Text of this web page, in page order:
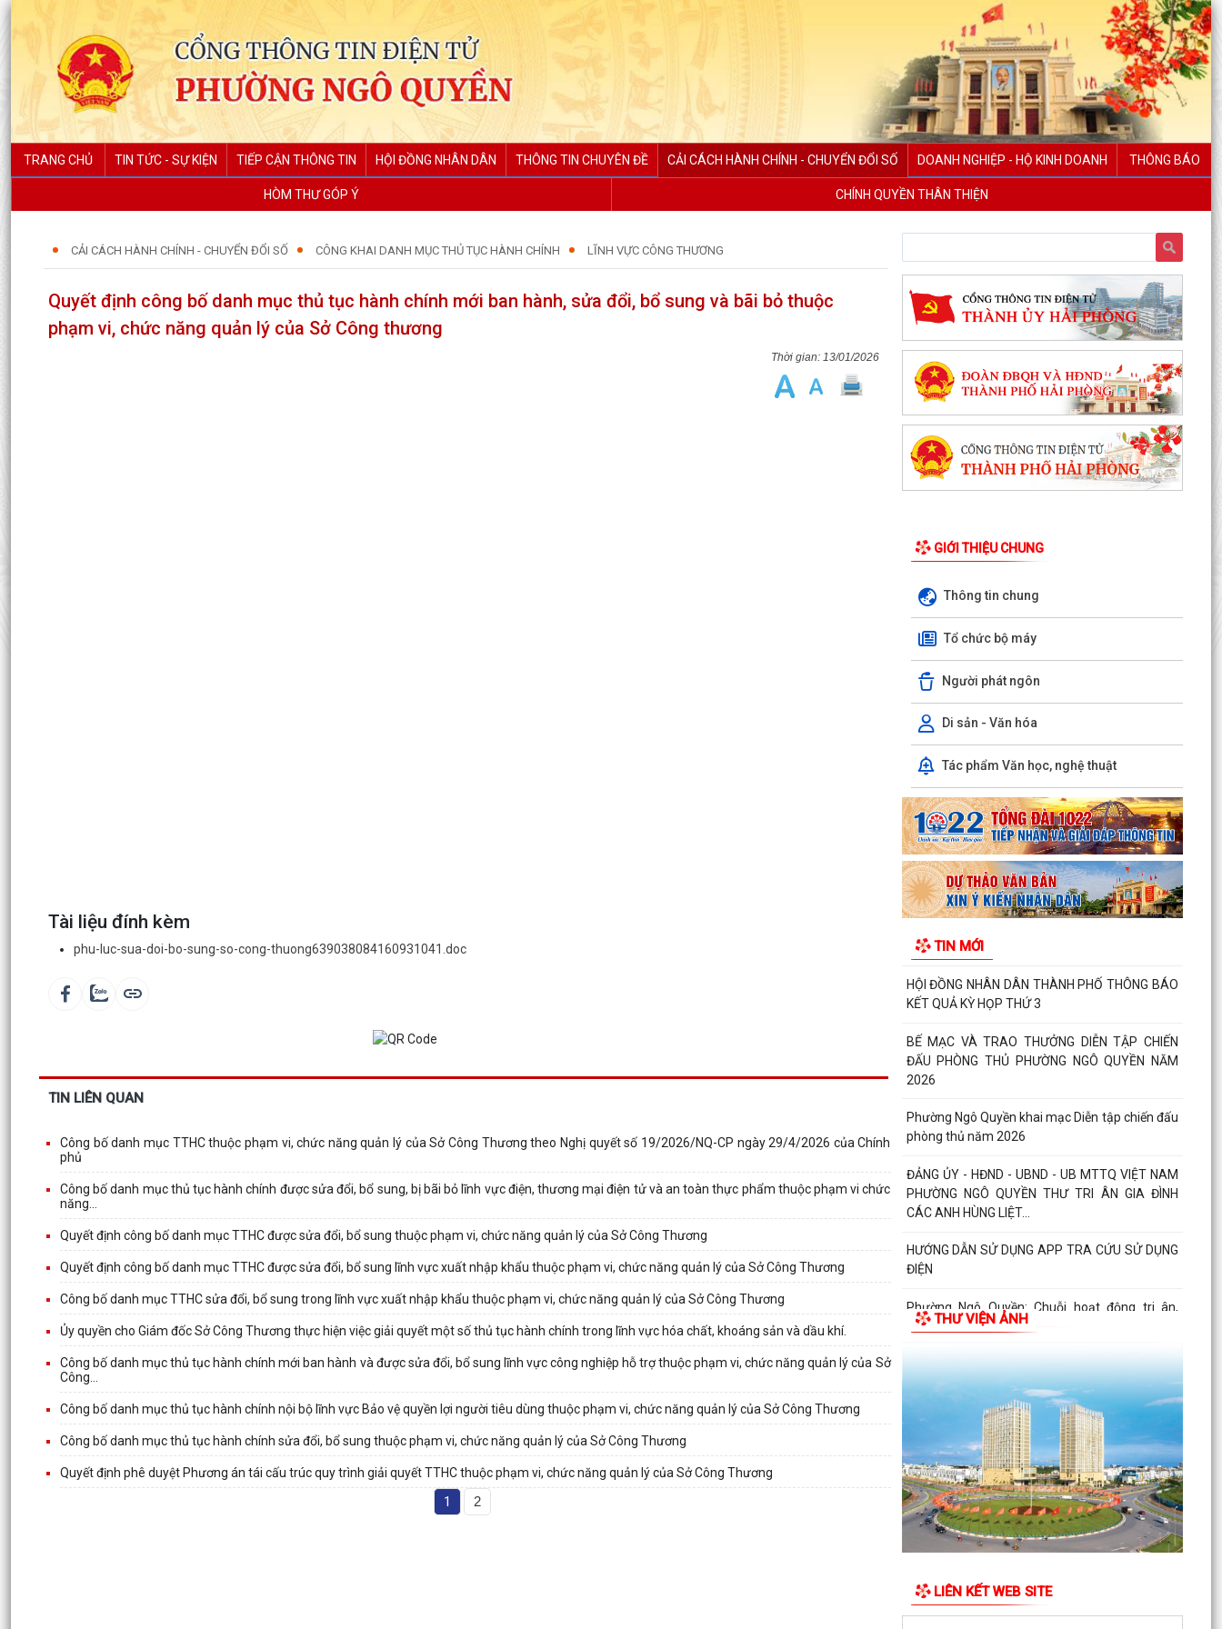
TRANG CHỦ TIN TỨC - SỰ KIỆN TIẾP CẬN THÔNG TIN HỘI ĐỒNG NHÂN DÂN THÔNG TIN CHUYÊN ĐỀ CẢI CÁCH HÀNH CHÍNH - CHUYỂN ĐỔI SỐ DOANH NGHIỆP - HỘ KINH DOANH THÔNG BÁO
HÒM THƯ GÓP Ý CHÍNH QUYỀN THÂN THIỆN
CẢI CÁCH HÀNH CHÍNH - CHUYỂN ĐỔI SỐ CÔNG KHAI DANH MỤC THỦ TỤC HÀNH CHÍNH LĨNH VỰC CÔNG THƯƠNG
Quyết định công bố danh mục thủ tục hành chính mới ban hành, sửa đổi, bổ sung và bãi bỏ thuộc
phạm vi, chức năng quản lý của Sở Công thương
13/01/2026
Tài liệu đính kèm
phu-luc-sua-doi-bo-sung-so-cong-thuong639038084160931041.doc
TIN LIÊN QUAN
Công bố danh mục TTHC thuộc phạm vi, chức năng quản lý của Sở Công Thương theo Nghị quyết số 19/2026/NQ-CP ngày 29/4/2026 của Chính
phủ
Công bố danh mục thủ tục hành chính được sửa đổi, bổ sung, bị bãi bỏ lĩnh vực điện, thương mại điện tử và an toàn thực phẩm thuộc phạm vi chức
năng...
Quyết định công bố danh mục TTHC được sửa đổi, bổ sung thuộc phạm vi, chức năng quản lý của Sở Công Thương
Quyết định công bố danh mục TTHC được sửa đổi, bổ sung lĩnh vực xuất nhập khẩu thuộc phạm vi, chức năng quản lý của Sở Công Thương
Công bố danh mục TTHC sửa đổi, bổ sung trong lĩnh vực xuất nhập khẩu thuộc phạm vi, chức năng quản lý của Sở Công Thương
Ủy quyền cho Giám đốc Sở Công Thương thực hiện việc giải quyết một số thủ tục hành chính trong lĩnh vực hóa chất, khoáng sản và dầu khí.
Công bố danh mục thủ tục hành chính mới ban hành và được sửa đổi, bổ sung lĩnh vực công nghiệp hỗ trợ thuộc phạm vi, chức năng quản lý của Sở
Công...
Công bố danh mục thủ tục hành chính nội bộ lĩnh vực Bảo vệ quyền lợi người tiêu dùng thuộc phạm vi, chức năng quản lý của Sở Công Thương
Công bố danh mục thủ tục hành chính sửa đổi, bổ sung thuộc phạm vi, chức năng quản lý của Sở Công Thương
Quyết định phê duyệt Phương án tái cấu trúc quy trình giải quyết TTHC thuộc phạm vi, chức năng quản lý của Sở Công Thương
1 2
GIỚI THIỆU CHUNG
Thông tin chung
Tổ chức bộ máy
Người phát ngôn
Di sản - Văn hóa
Tác phẩm Văn học, nghệ thuật
TIN MỚI
Phường Ngô Quyền đẩy mạnh công tác phòng,
chống ma túy và nhân rộng các mô hình an ninh
trật tự tại...
THƯ CẢM ƠN – NIỀM TIN CỦA NHÂN DÂN DÀNH
PHƯỜNG NGÔ QUYỀN: PHÁT HUY SỨC MẠNH
TỔNG HỢP CỦA CẢ HỆ THỐNG CHÍNH TRỊ
TRONG CÔNG TÁC PHÒNG, CHỐNG...
HỘI NGHỊ GIAO BAN CÔNG TÁC GIÁO DỤC,
TRIỂN KHAI NHIỆM VỤ TRỌNG TÂM QUÝ III/2026
, CHUẨN BỊ NĂM HỌC...
THÔNG BÁO KẾT QUẢ KỲ HỌP THỨ 4
HỘI ĐỒNG NHÂN DÂN THÀNH PHỐ THÔNG BÁO
KẾT QUẢ KỲ HỌP THỨ 3
BẾ MẠC VÀ TRAO THƯỞNG DIỄN TẬP CHIẾN
ĐẤU PHÒNG THỦ PHƯỜNG NGÔ QUYỀN NĂM
2026
Phường Ngô Quyền khai mạc Diễn tập chiến đấu
phòng thủ năm 2026
ĐẢNG ỦY - HĐND - UBND - UB MTTQ VIỆT NAM
PHƯỜNG NGÔ QUYỀN THƯ TRI ÂN GIA ĐÌNH
CÁC ANH HÙNG LIỆT...
HƯỚNG DẪN SỬ DỤNG APP TRA CỨU SỬ DỤNG
ĐIỆN
Phường Ngô Quyền: Chuỗi hoạt động tri ân,
“Đền ơn đáp nghĩa” thiết thực nhân kỷ niệm 79
PHƯỜNG NGÔ QUYỀN TỔ CHỨC HỘI NGHỊ TRAO
TẶNG ẢNH PHỤC CHẾ LIỆT SĨ VÀ TẶNG QUÀ
CHO CÁC HỘ GIA ĐÌNH...
ỦY BAN NHÂN DÂN PHƯỜNG NGÔ QUYỀN
THÔNG TIN Về việc cưỡng chế cưỡng chế 02 tổ
chức để thu hồi nhà là...
PHƯỜNG NGÔ QUYỀN THĂM HỎI, TẶNG QUÀ
GIA ĐÌNH CHÍNH SÁCH, NGƯỜI CÓ CÔNG NHÂN
THƯ VIỆN ẢNH
LIÊN KẾT WEB SITE